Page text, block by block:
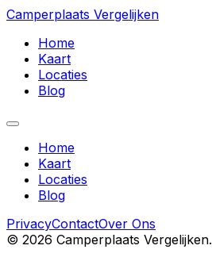
Camperplaats Vergelijken
Home
Kaart
Locaties
Blog
Home
Kaart
Locaties
Blog
PrivacyContactOver Ons
© 2026 Camperplaats Vergelijken.